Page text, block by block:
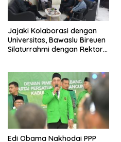
Jajaki Kolaborasi dengan
Universitas, Bawaslu Bireuen
Silaturrahmi dengan Rektor
Edi Obama Nakhodai PPP